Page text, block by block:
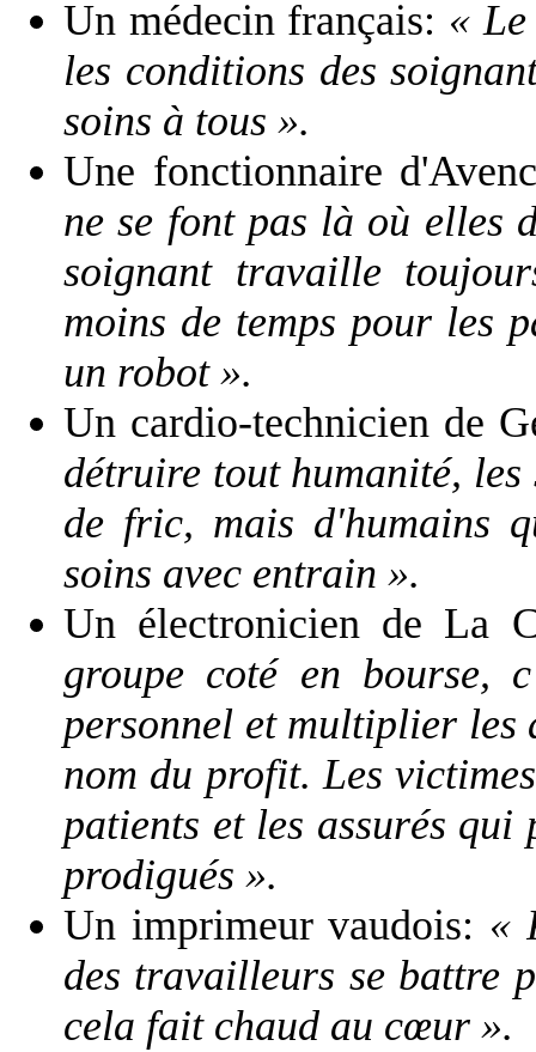
Un médecin français: «
les conditions des
soins à tous ».
Une fonctionnaire
ne se font pas là où elles
soignant travaille
moins de temps pour les
un robot ».
Un cardio-technicien de
détruire tout humanité,
de fric, mais d'humains
soins avec entrain ».
Un électronicien de La
groupe coté en bourse,
personnel et multiplier les
nom du profit. Les
patients et les assurés
prodigués ».
Un imprimeur vaudois: «
des travailleurs se battre
cela fait chaud au cœur ».